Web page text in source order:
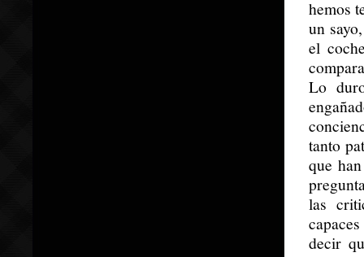
hemos
un
el
Lo
tanto
que
las
decir